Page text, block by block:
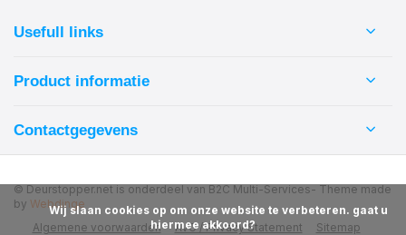
Usefull links
Product informatie
Contactgegevens
Algemene voorwaarden AVG / Privacy Statement Sitemap
© Deurstopper.net is onderdeel van B2C Multi-Services- Theme made
by Webdinge
            Wij slaan cookies op om onze website te verbeteren. gaat u
hiermee akkoord?